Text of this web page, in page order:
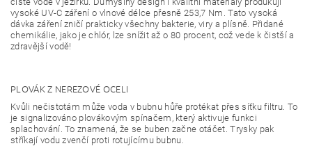
vysoké UV-C záření o vlnové délce přesně 253,7 Nm. Tato vysoká
dávka záření zničí prakticky všechny bakterie, viry a plísně. Přidané
chemikálie, jako je chlór, lze snížit až o 80 procent, což vede k čistší a
zdravější vodě!
PLOVÁK Z NEREZOVÉ OCELI
Kvůli nečistotám může voda v bubnu hůře protékat přes síťku filtru. To
je signalizováno plovákovým spínačem, který aktivuje funkci
splachování. To znamená, že se buben začne otáčet. Trysky pak
stříkají vodu zvenčí proti rotujícímu bubnu.